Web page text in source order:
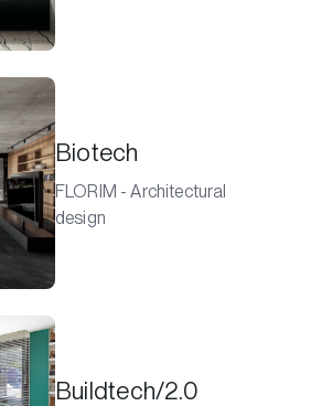
Biotech
FLORIM - Architectural
design
Buildtech/2.0